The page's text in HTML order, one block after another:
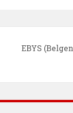
EBYS